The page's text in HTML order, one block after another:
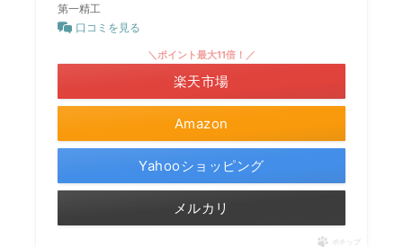
第一精工
口コミを見る
Amazon
＼ポイント最大11倍！／
楽天市場
Yahooショッピング
メルカリ
ポチップ